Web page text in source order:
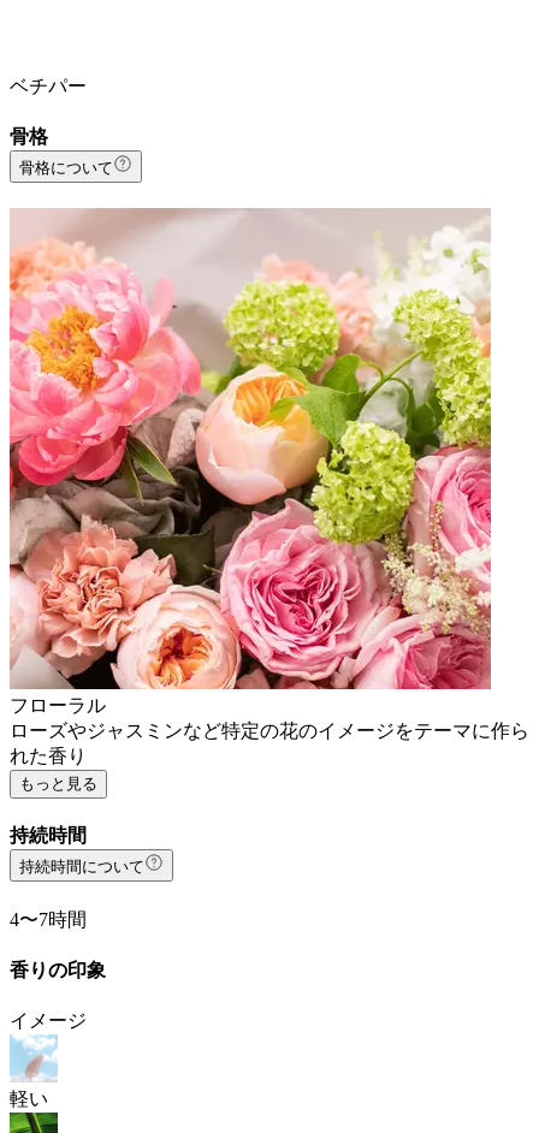
ベチパー
骨格
骨格について
フローラル
ローズやジャスミンなど特定の花のイメージをテーマに作ら
れた香り
もっと見る
持続時間
持続時間について
4〜7時間
香りの印象
イメージ
軽い